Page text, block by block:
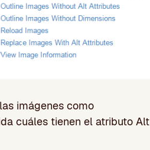
imágenes como
cuáles tienen el atributo Alt